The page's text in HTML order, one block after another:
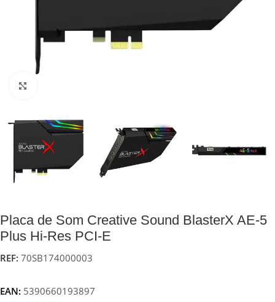
Placa de Som Creative Sound BlasterX AE-5
Plus Hi-Res PCI-E
REF: 70SB174000003
EAN: 5390660193897